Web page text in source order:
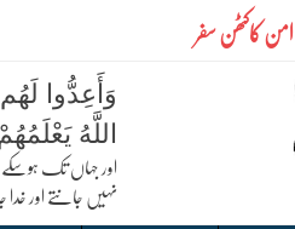
امن کاکٹھن سفر
تیل،تلواراورتدبر:خلیج کی بدلتی بساط پرپاکستان
ایٹم کا نیا افق: طاقت، سیاست اور مشرقِ وسطیٰ
وَأَعِدُّوا
اللَّهُ
اور جہاں تک
نہیں جانتے اور خدا